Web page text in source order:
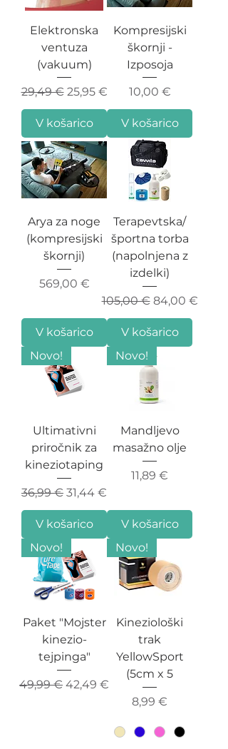
Elektronska
ventuza
(vakuum)
Redna cena
29,49 € Cena na razprodaji
25,95 €
V košarico
Kompresijski
škornji -
Izposoja
Cena
10,00 €
V košarico
Arya za noge
(kompresijski
škornji)
Cena
569,00 €
V košarico
Terapevtska/
športna torba
(napolnjena z
izdelki)
Redna cena
105,00 € Cena na
84,00 €
V košarico
Novo!
Ultimativni
priročnik za
kineziotaping
Redna cena
36,99 € Cena na razprodaji
31,44 €
V košarico
Novo!
Mandljevo
masažno olje
Cena
11,89 €
V košarico
Novo!
Paket "Mojster
kinezio-
tejpinga"
Redna cena
49,99 € Cena na razprodaji
42,49 €
Novo!
Kineziološki
trak
YellowSport
(5cm x 5
Cena
8,99 €